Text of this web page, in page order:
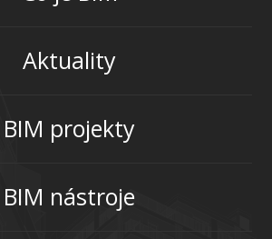
Aktuality
BIM projekty
BIM nástroje